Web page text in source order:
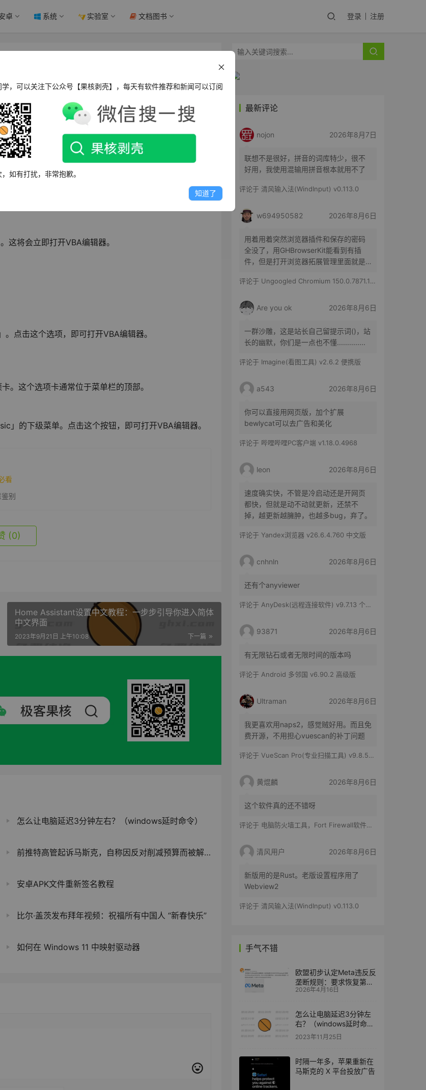
卓 系统 实验室 文档图书 登录 注册
打开Excel VBA编辑器 - 果核剥壳
可以编写和编辑自定义的宏代码，以实现更强大、更灵
开VBA编辑器。本文将介绍三种方法来打开Excel中的
这将会立即打开VBA编辑器。
点击这个选项，即可打开VBA编辑器。
。这个选项卡通常位于菜单栏的顶部。
」的下级菜单。点击这个按钮，即可打开VBA编辑器。
看
鉴别
(0)
Home Assistant设置中文教程：一步步引导你进入简体
中文界面
下一篇
2023年9月21日 上午10:08
怎么让电脑延迟3分钟左右？（windows延时命令）
前推特高管起诉马斯克，自称因反对削减预算而被解雇
安卓APK文件重新签名教程
比尔·盖茨发布拜年视频：祝福所有中国人 “新春快乐”
如何在 Windows 11 中映射驱动器
最新评论
nojon 2026年8月7日
联想不是很好，拼音的词库特少，很不
好用，我使用混输用拼音根本就用不了
评论于 清风输入法(WindInput) v0.113.0
w694950582 2026年8月6日
用着用着突然浏览器插件和保存的密码
全没了，用GHBrowserKit能看到有插
件，但是打开浏览器拓展管理里面就是
评论于 Ungoogled Chromium 150.0.7871.186-1.1 果核优化便携版
Are you ok 2026年8月6日
一群沙雕，这是站长自己留提示词()，站
长的幽默，你们是一点也不懂..............
评论于 Imagine(看图工具) v2.6.2 便携版
a543 2026年8月6日
你可以直接用网页版，加个扩展
bewlycat可以去广告和美化
评论于 哔哩哔哩PC客户端 v1.18.0.4968
leon 2026年8月6日
速度确实快，不管是冷启动还是开网页
都快，但就是动不动就更新，还禁不
掉，越更新越臃肿，也越多bug，弃了。
评论于 Yandex浏览器 v26.6.4.760 中文版
cnhnln 2026年8月6日
还有个anyviewer
评论于 AnyDesk(远程连接软件) v9.7.13 个人版
93871 2026年8月6日
有无限钻石或者无限时间的版本吗
评论于 Android 多邻国 v6.90.2 高级版
Ultraman 2026年8月6日
我更喜欢用naps2，感觉贼好用。而且免
费开源，不用担心vuescan的补丁问题
评论于 VueScan Pro(专业扫描工具) v9.8.56.11 修改版
黄焜麟 2026年8月6日
这个软件真的还不错呀
评论于 电脑防火墙工具，Fort Firewall软件体验
清风用户 2026年8月6日
新版用的是Rust。老版设置程序用了
Webview2
评论于 清风输入法(WindInput) v0.113.0
手气不错
欧盟初步认定Meta违反反
垄断规则：要求恢复第三
方AI助手访问WhatsApp
2026年4月16日
怎么让电脑延迟3分钟左
右？（windows延时命
令）
2023年11月25日
时隔一年多，苹果重新在
马斯克的 X 平台投放广告
，可以关注下公众号【果核剥壳】，每天有软件推荐和新闻可以订阅
如有打扰，非常抱歉。
知道了